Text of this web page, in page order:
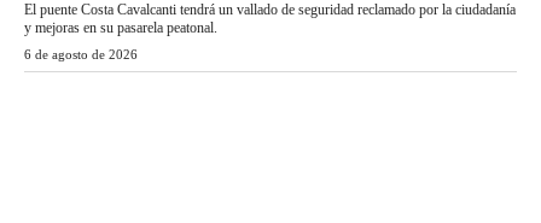
El puente Costa Cavalcanti tendrá un vallado de seguridad reclamado por la ciudadanía
y mejoras en su pasarela peatonal.
6 de agosto de 2026